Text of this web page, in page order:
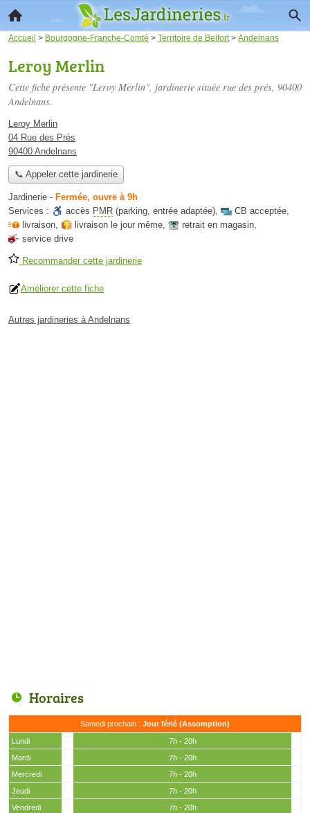
Accueil > Bourgogne-Franche-Comté > Territoire de Belfort> Andelnans
Leroy Merlin
Cette fiche présente "Leroy Merlin", jardinerie située rue des prés, 90400
Andelnans.
Leroy Merlin
04 Rue des Prés
90400 Andelnans
📞 Appeler cette jardinerie
Jardinerie - Fermée, ouvre à 9h
Services :
accès PMR (parking, entrée adaptée), CB acceptée,
livraison, livraison le jour même, retrait en magasin,
service drive
Recommander cette jardinerie
Améliorer cette fiche
Autres jardineries à Andelnans
Horaires
Samedi prochain : Jour férié (Assomption)
Lundi
7h - 20h
Mardi
7h - 20h
Mercredi
7h - 20h
Jeudi
7h - 20h
Vendredi
7h - 20h